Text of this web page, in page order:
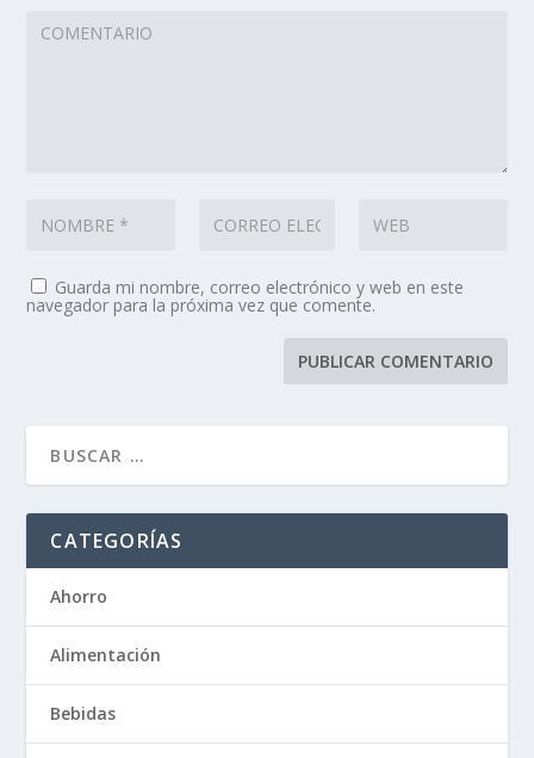
Guarda mi nombre, correo electrónico y web en este
navegador para la próxima vez que comente.
CATEGORÍAS
Ahorro
Alimentación
Bebidas